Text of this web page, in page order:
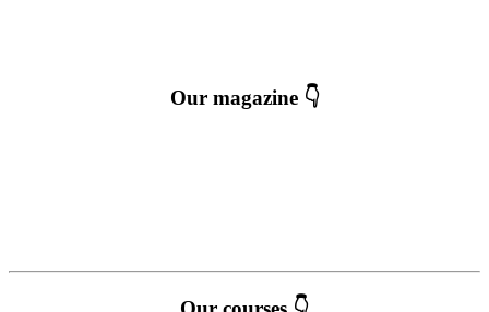
Our magazine 👇